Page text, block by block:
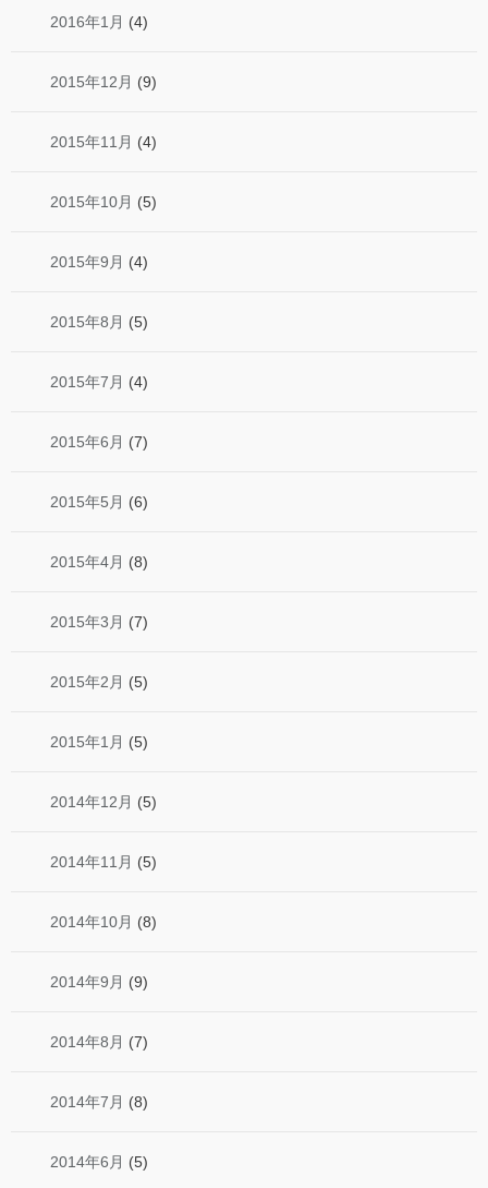
2016年1月 (4)
2015年12月 (9)
2015年11月 (4)
2015年10月 (5)
2015年9月 (4)
2015年8月 (5)
2015年7月 (4)
2015年6月 (7)
2015年5月 (6)
2015年4月 (8)
2015年3月 (7)
2015年2月 (5)
2015年1月 (5)
2014年12月 (5)
2014年11月 (5)
2014年10月 (8)
2014年9月 (9)
2014年8月 (7)
2014年7月 (8)
2014年6月 (5)